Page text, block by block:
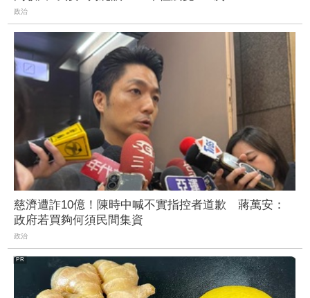
政治
慈濟遭詐10億！陳時中喊不實指控者道歉 蔣萬安：
政府若買夠何須民間集資
政治